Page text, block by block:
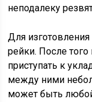
неподалеку
Для
рейки. После
приступать к
между ними
может быть